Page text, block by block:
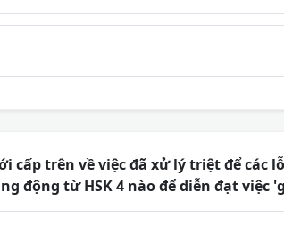
cấp trên về việc đã xử lý triệt để
động từ HSK 4 nào để diễn đạt việc